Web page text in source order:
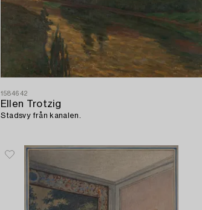
1584642
Ellen Trotzig
Stadsvy från kanalen.